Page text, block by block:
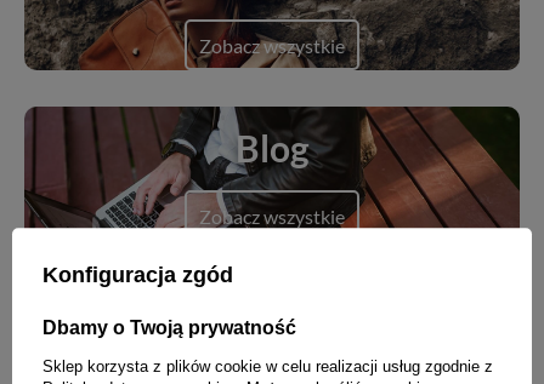
Zobacz wszystkie
Blog
Zobacz wszystkie
Nowości
Konfiguracja zgód
Dbamy o Twoją prywatność
Sklep korzysta z plików cookie w celu realizacji usług zgodnie z